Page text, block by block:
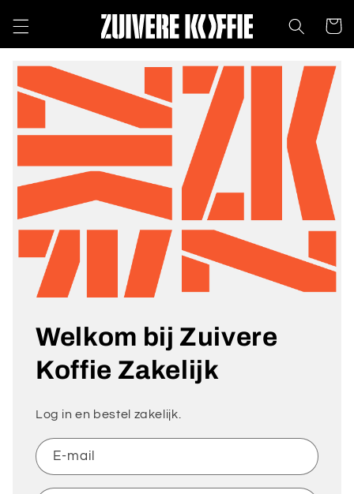
naar de
content
Welkom bij Zuivere
Koffie Zakelijk
Log in en bestel zakelijk.
E‑mail